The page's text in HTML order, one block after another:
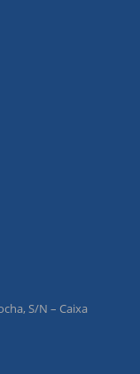
S/N – Caixa